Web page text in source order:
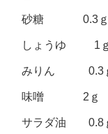
砂糖 0.3ｇ
しょうゆ 1ｇ
みりん 0.3
味噌 2ｇ
サラダ油 0.8